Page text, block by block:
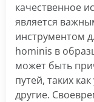
качественное
является
инструментом
hominis в
может быть
путей, таких
другие.